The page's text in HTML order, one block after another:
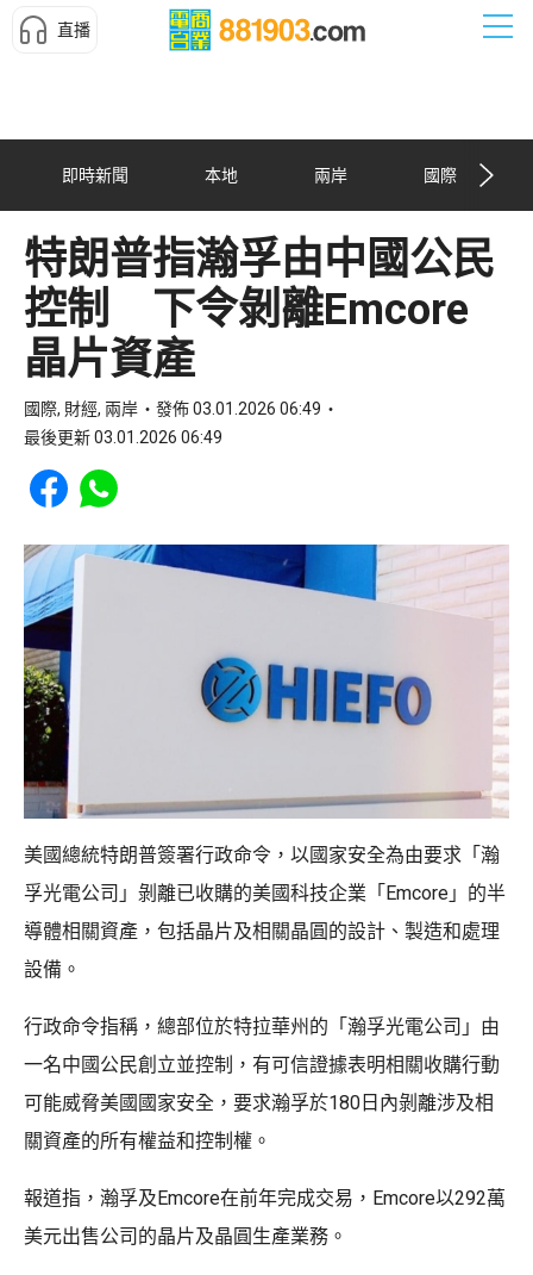
直播
即時新聞 本地 兩岸 國際
特朗普指瀚孚由中國公民
控制 下令剝離Emcore
晶片資產
國際, 財經, 兩岸
發佈 03.01.2026 06:49
最後更新 03.01.2026 06:49
Share to Facebook
Share to WhatsApp
美國總統特朗普簽署行政命令，以國家安全為由要求「瀚
孚光電公司」剝離已收購的美國科技企業「Emcore」的半
導體相關資產，包括晶片及相關晶圓的設計、製造和處理
設備。
行政命令指稱，總部位於特拉華州的「瀚孚光電公司」由
一名中國公民創立並控制，有可信證據表明相關收購行動
可能威脅美國國家安全，要求瀚孚於180日內剝離涉及相
關資產的所有權益和控制權。
報道指，瀚孚及Emcore在前年完成交易，Emcore以292萬
美元出售公司的晶片及晶圓生產業務。